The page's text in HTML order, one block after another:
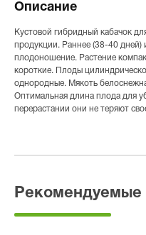
Описание
Кустовой гибридный кабачок
продукции. Раннее (38-40 дней)
плодоношение. Растение
короткие. Плоды
однородные. Мякоть
Оптимальная длина плода для
перерастании они не теряют
Рекомендуемые